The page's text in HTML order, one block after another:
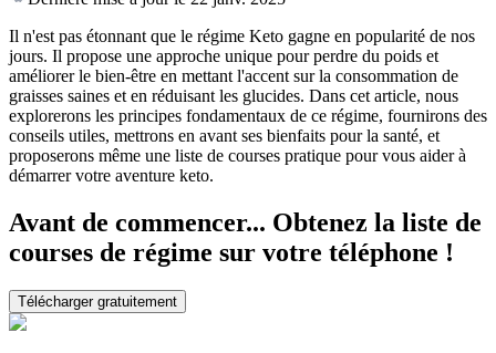
Il n'est pas étonnant que le régime Keto gagne en popularité de nos
jours. Il propose une approche unique pour perdre du poids et
améliorer le bien-être en mettant l'accent sur la consommation de
graisses saines et en réduisant les glucides. Dans cet article, nous
explorerons les principes fondamentaux de ce régime, fournirons des
conseils utiles, mettrons en avant ses bienfaits pour la santé, et
proposerons même une liste de courses pratique pour vous aider à
démarrer votre aventure keto.
Avant de commencer... Obtenez la liste de
courses de régime sur votre téléphone !
Télécharger gratuitement